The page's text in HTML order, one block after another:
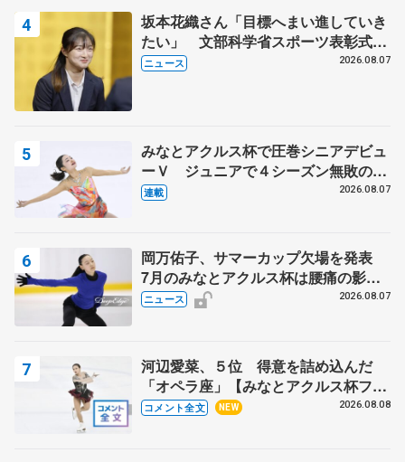
（3）吉岡（法大）
214.62点
（71.00、143.62）
男子で優勝した佐藤駿（右から２人目）＝東京辰巳ア
イスアリーナ
（3）朝賀 （関大）
215.25点
フィギュアスケートの男子フリーで演技する佐藤駿
＝小瀬スポーツ公園アイスアリーナ
この大会の特集ページへ
坂本花織さん「目標へまい進していき
たい」 文部科学省スポーツ表彰式で
代表謝辞
ニュース 2026.08.07
みなとアクルス杯で圧巻シニアデビュ
ーＶ ジュニアで４シーズン無敗の島
田麻央
連載 2026.08.07
岡万佑子、サマーカップ欠場を発表
7月のみなとアクルス杯は腰痛の影響
で
ニュース 2026.08.07
河辺愛菜、５位 得意を詰め込んだ
「オペラ座」【みなとアクルス杯フリ
ー】
コメント全文 NEW 2026.08.08